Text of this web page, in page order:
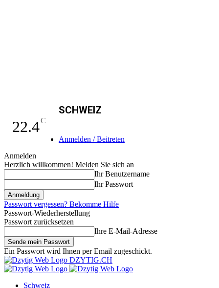
22.4C
SCHWEIZ
Anmelden / Beitreten
Anmelden
Herzlich willkommen! Melden Sie sich an
Ihr Benutzername
Ihr Passwort
Passwort vergessen? Bekomme Hilfe
Passwort-Wiederherstellung
Passwort zurücksetzen
Ihre E-Mail-Adresse
Ein Passwort wird Ihnen per Email zugeschickt.
DZYTIG.CH
Schweiz